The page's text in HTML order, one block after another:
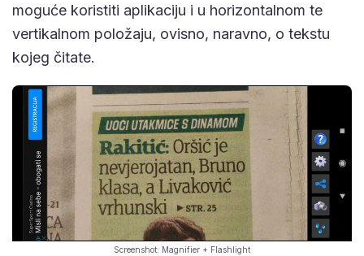
moguće koristiti aplikaciju i u horizontalnom te
vertikalnom položaju, ovisno, naravno, o tekstu
kojeg čitate.
Screenshot: Magnifier + Flashlight